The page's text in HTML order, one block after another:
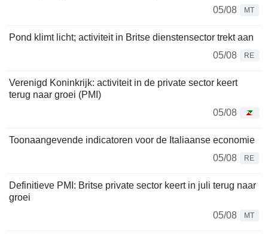
05/08
MT
Pond klimt licht; activiteit in Britse dienstensector trekt aan
05/08
RE
Verenigd Koninkrijk: activiteit in de private sector keert
terug naar groei (PMI)
05/08
Toonaangevende indicatoren voor de Italiaanse economie
05/08
RE
Definitieve PMI: Britse private sector keert in juli terug naar
groei
05/08
MT